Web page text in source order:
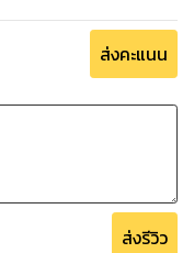
ส่งคะแนน
ส่งรีวิว